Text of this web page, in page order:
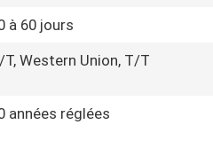
à 60 jours
T, Western Union, T/T
années réglées